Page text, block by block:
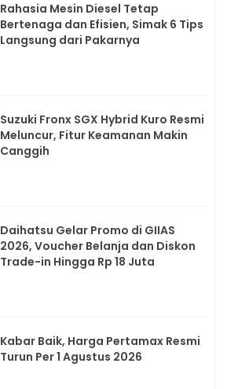
Rahasia Mesin Diesel Tetap
Bertenaga dan Efisien, Simak 6 Tips
Langsung dari Pakarnya
Suzuki Fronx SGX Hybrid Kuro Resmi
Meluncur, Fitur Keamanan Makin
Canggih
Daihatsu Gelar Promo di GIIAS
2026, Voucher Belanja dan Diskon
Trade-in Hingga Rp 18 Juta
Kabar Baik, Harga Pertamax Resmi
Turun Per 1 Agustus 2026